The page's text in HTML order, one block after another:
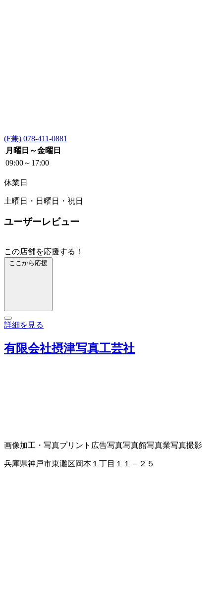
(F兼) 078-411-0881
月曜日～金曜日
09:00～17:00
休業日
土曜日・日曜日・祝日
ユーザーレビュー
この店舗を応援する！
ここから応援
詳細を見る
有限会社摂津写真工芸社
画像加工・写真プリント 広告写真写真館写真業写真撮影
兵庫県神戸市東灘区岡本１丁目１１－２５